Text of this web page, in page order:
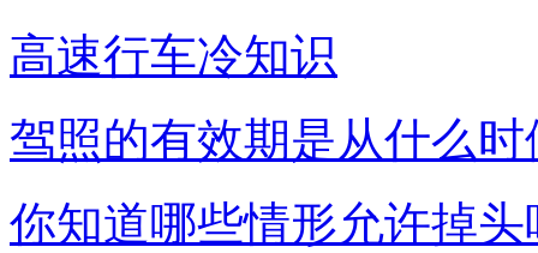
高速行车冷知识
驾照的有效期是从什么时
你知道哪些情形允许掉头